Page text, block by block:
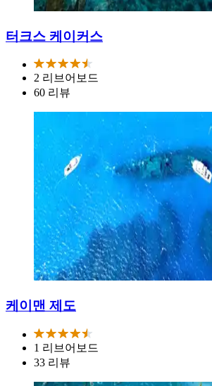
터크스 케이커스
2 리브어보드
60 리뷰
케이맨 제도
1 리브어보드
33 리뷰